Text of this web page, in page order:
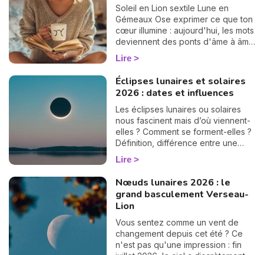
Soleil en Lion sextile Lune en
Gémeaux Ose exprimer ce que ton
cœur illumine : aujourd'hui, les mots
deviennent des ponts d'âme à âme
et ouvrent la voie à des élans
sincères.
Lire
Éclipses lunaires et solaires
2026 : dates et influences
Les éclipses lunaires ou solaires
nous fascinent mais d’où viennent-
elles ? Comment se forment-elles ?
Définition, différence entre une
éclipse lunaire et solaire, influence
en astrologie et dates des éclipses
sujet.
Lire
Nœuds lunaires 2026 : le
grand basculement Verseau-
Lion
Vous sentez comme un vent de
changement depuis cet été ? Ce
n'est pas qu'une impression : fin